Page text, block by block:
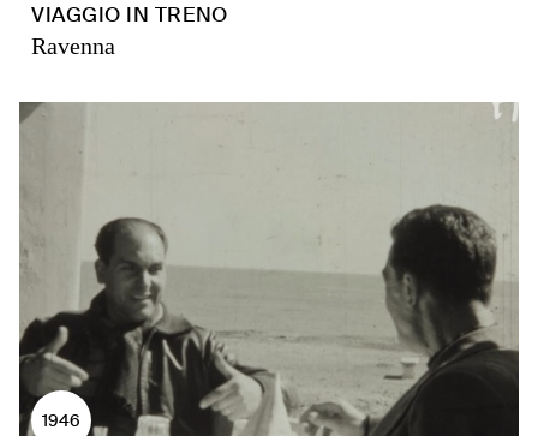
VIAGGIO IN TRENO
Ravenna
1946